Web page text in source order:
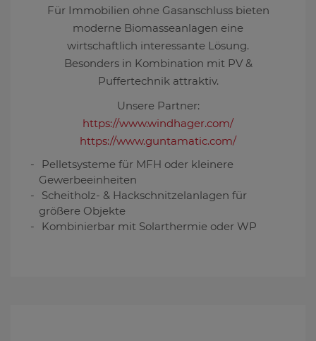
Für Immobilien ohne Gasanschluss bieten
moderne Biomasseanlagen eine
wirtschaftlich interessante Lösung.
Besonders in Kombination mit PV &
Puffertechnik attraktiv.
Unsere Partner:
https://www.windhager.com/
https://www.guntamatic.com/
Pelletsysteme für MFH oder kleinere
Gewerbeeinheiten
Scheitholz- & Hackschnitzelanlagen für
größere Objekte
Kombinierbar mit Solarthermie oder WP